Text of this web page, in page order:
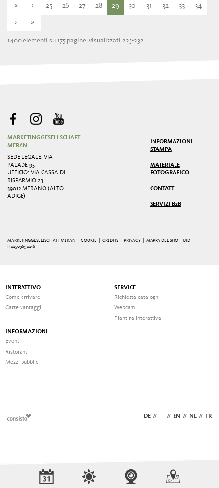
« ‹ 25 26 27 28 29 30 31 32 33 34
› »
1400 elementi su 175 pagine, visualizzati 225-232
MARKETINGGESELLSCHAFT
MERAN
SEDE LEGALE: VIA
PALADE 95
UFFICIO: VIA CASSA DI
RISPARMIO 23
39012 MERANO (ALTO
ADIGE)
INFORMAZIONI
STAMPA
MATERIALE
FOTOGRAFICO
CONTATTI
SERVIZI B2B
MARKETINGGESELLSCHAFT MERAN | COOKIE |CREDITS PRIVACY |MAPPA DEL SITO
| UID
IT02509690216
INTERATTIVO
Come arrivare
Carte vantaggi
SERVICE
Richiesta cataloghi
Webcam
Piantina interattiva
INFORMAZIONI
Eventi
Ristoranti
Mezzi pubblici
DE // // EN // NL // FR